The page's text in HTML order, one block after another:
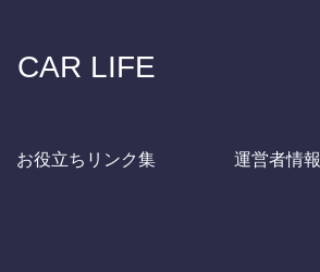
CAR LIFE
お役立ちリンク集 運営者情報